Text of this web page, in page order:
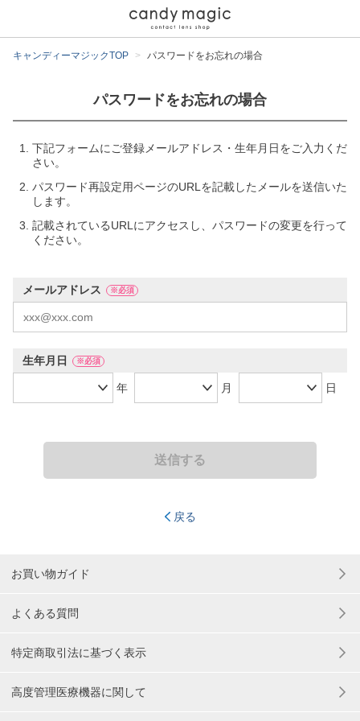
キャンディーマジックTOP パスワードをお忘れの場合
パスワードをお忘れの場合
下記フォームにご登録メールアドレス・生年月日をご入力くだ
さい。
パスワード再設定用ページのURLを記載したメールを送信いた
します。
記載されているURLにアクセスし、パスワードの変更を行って
ください。
メールアドレス ※必須
生年月日 ※必須
年 月 日
送信する
戻る
お買い物ガイド
よくある質問
特定商取引法に基づく表示
高度管理医療機器に関して